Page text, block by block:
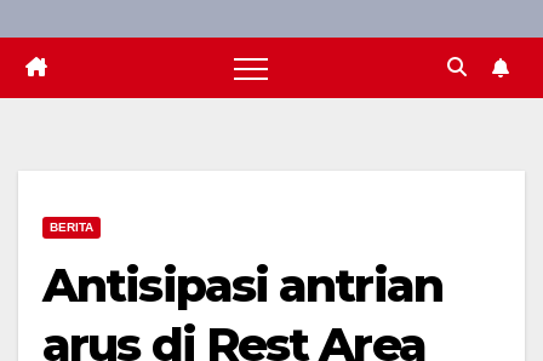
BERITA
Antisipasi antrian
arus di Rest Area